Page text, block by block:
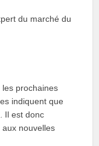
du marché du
prochaines
indiquent que
Il est donc
aux nouvelles